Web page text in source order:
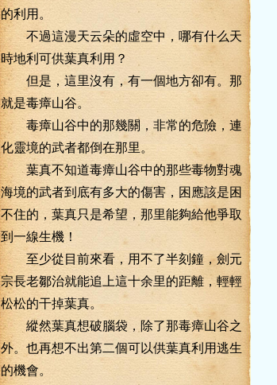
的利用。
不過這漫天云朵的虛空中，哪有什么天
時地利可供葉真利用？
但是，這里沒有，有一個地方卻有。那
就是毒瘴山谷。
毒瘴山谷中的那幾關，非常的危險，連
化靈境的武者都倒在那里。
葉真不知道毒瘴山谷中的那些毒物對魂
海境的武者到底有多大的傷害，困應該是困
不住的，葉真只是希望，那里能夠給他爭取
到一線生機！
至少從目前來看，用不了半刻鐘，劍元
宗長老鄒治就能追上這十余里的距離，輕輕
松松的干掉葉真。
縱然葉真想破腦袋，除了那毒瘴山谷之
外。也再想不出第二個可以供葉真利用逃生
的機會。